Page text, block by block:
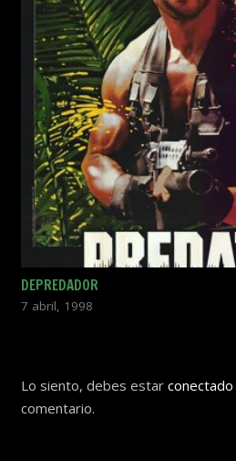
DEPREDADOR
7 abril, 1998
Lo siento, debes estar conectado
comentario.